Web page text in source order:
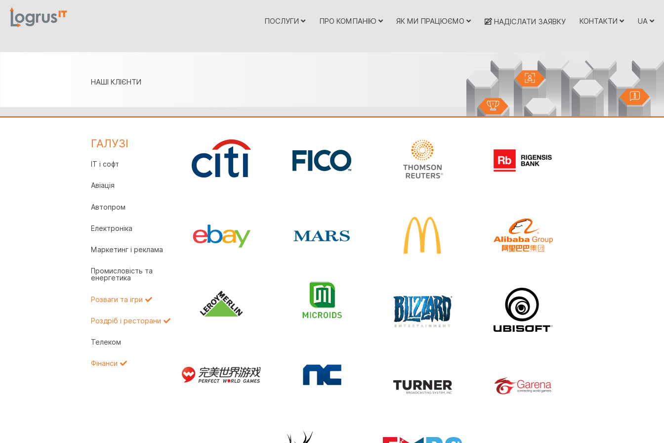
ПОСЛУГИ ПРО КОМПАНІЮ ЯК МИ ПРАЦЮЄМО НАДІСЛАТИ ЗАЯВКУ КОНТАКТИ UA
НАШІ КЛІЄНТИ
ГАЛУЗI
IT і софт
Авіація
Автопром
Електроніка
Маркетинг і реклама
Промисловість та
енергетика
Розваги та ігри
Роздріб і ресторани
Телеком
Фінанси